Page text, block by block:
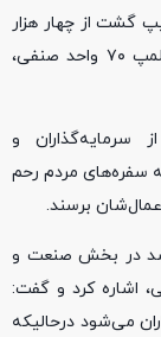
به مرغداران استان، گفت: ۵۶۲ اکیپ گشت از چهار هزار
و ۱۹۴ واحد صنفی بازرسی کرده‌اند که منجر به پلمپ ۷۰ واحد صنفی،
سرمایه‌گذاران و
سفره‌های مردم رحم
برسند.
رشد در بخش صنعت و
اشاره کرد و گفت:
می‌شود درحالیکه